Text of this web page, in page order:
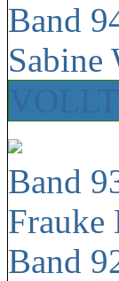
Band
Sabine
Band
Band